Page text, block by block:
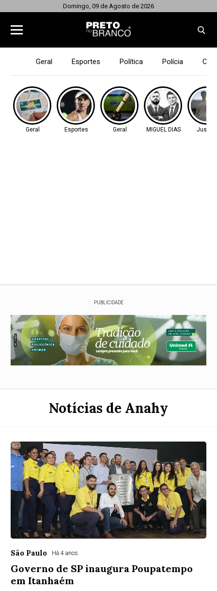
Domingo, 09 de Agosto de 2026
Geral Esportes Política Polícia
Geral Esportes Geral MIGUEL DIAS Justiça
PUBLICIDADE
Notícias de Anahy
São Paulo Há 4 anos
Governo de SP inaugura Poupatempo
em Itanhaém